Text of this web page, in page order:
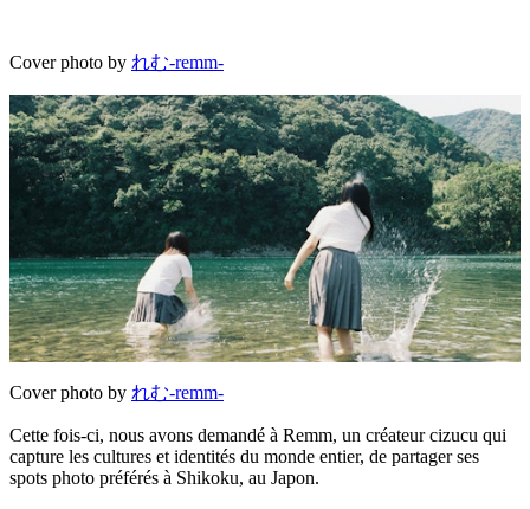
Cover photo by れむ-remm-
Cover photo by れむ-remm-
Cette fois-ci, nous avons demandé à Remm, un créateur cizucu qui
capture les cultures et identités du monde entier, de partager ses
spots photo préférés à Shikoku, au Japon.